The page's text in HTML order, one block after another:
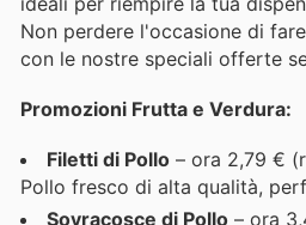
Non perdere l'occasione di
con le nostre speciali offerte
Promozioni Frutta e Verdura:
Filetti di Pollo – ora 2,79 €
Pollo fresco di alta qualità,
Sovracosce di Pollo – ora